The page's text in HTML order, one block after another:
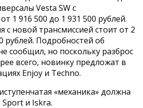
Vesta SW с
1 916 500 до 1 931 500 рублей.
с новой трансмиссией стоит от 2
рублей. Подробностей об
сообщил, но поскольку разброс
всего, новинку предложат в
Enjoy и Techno.
«механика» должна
Sport и Iskra.